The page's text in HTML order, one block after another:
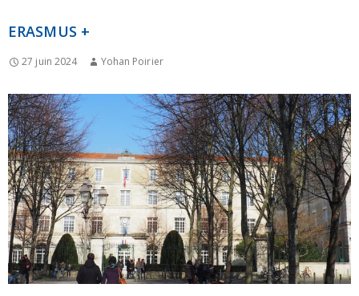
ERASMUS +
27 juin 2024 Yohan Poirier